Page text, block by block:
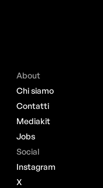
About
Chi siamo
Contatti
Mediakit
Jobs
Social
Instagram
X